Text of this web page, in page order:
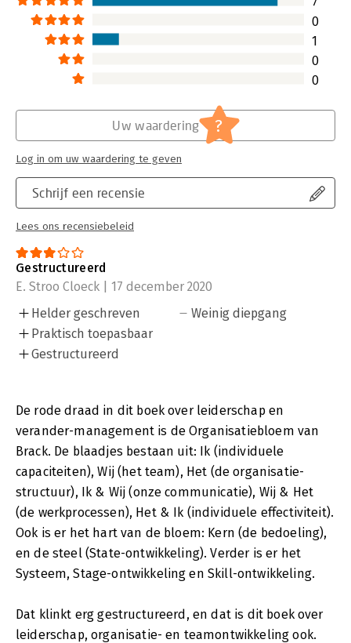
0
1
0
0
Schrijf een recensie
Lees ons recensiebeleid
Uw waardering ?
Log in om uw waardering te geven
Gestructureerd
E. Stroo Cloeck | 17 december 2020
Helder geschreven
Praktisch toepasbaar
Gestructureerd
Weinig diepgang
De rode draad in dit boek over leiderschap en
verander-management is de Organisatiebloem van
Brack. De blaadjes bestaan uit: Ik (individuele
capaciteiten), Wij (het team), Het (de organisatie-
structuur), Ik & Wij (onze communicatie), Wij & Het
(de werkprocessen), Het & Ik (individuele effectiviteit).
Ook is er het hart van de bloem: Kern (de bedoeling),
en de steel (State-ontwikkeling). Verder is er het
Systeem, Stage-ontwikkeling en Skill-ontwikkeling.
Dat klinkt erg gestructureerd, en dat is dit boek over
leiderschap, organisatie- en teamontwikkeling ook.